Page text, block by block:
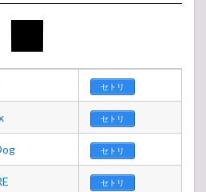
セトリ
セトリ
セトリ
セトリ